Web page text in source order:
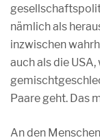
nämlich als
inzwischen
auch als die
Paare geht. Das
An den